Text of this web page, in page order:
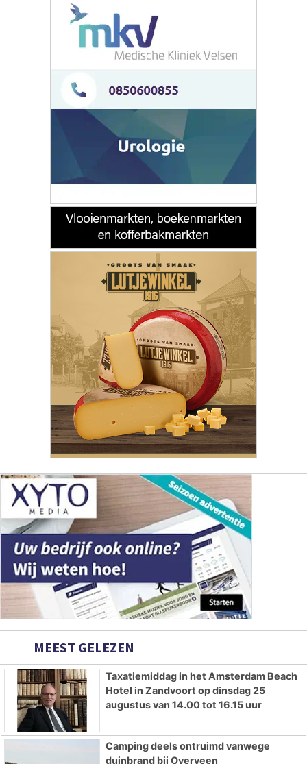
MEEST GELEZEN
Taxatiemiddag in het Amsterdam Beach
Hotel in Zandvoort op dinsdag 25
augustus van 14.00 tot 16.15 uur
Camping deels ontruimd vanwege
duinbrand bij Overveen